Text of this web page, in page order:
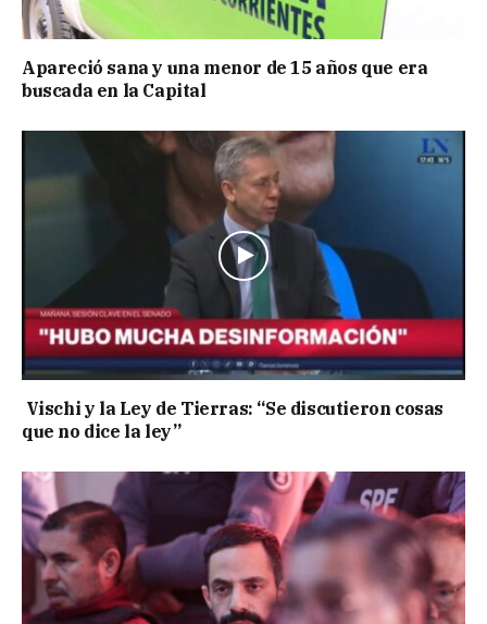
Apareció sana y una menor de 15 años que era
buscada en la Capital
Vischi y la Ley de Tierras: “Se discutieron cosas
que no dice la ley”